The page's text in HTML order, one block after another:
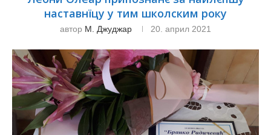
наставнїцу у тим школским року
автор М. Джуджар 20. април 2021